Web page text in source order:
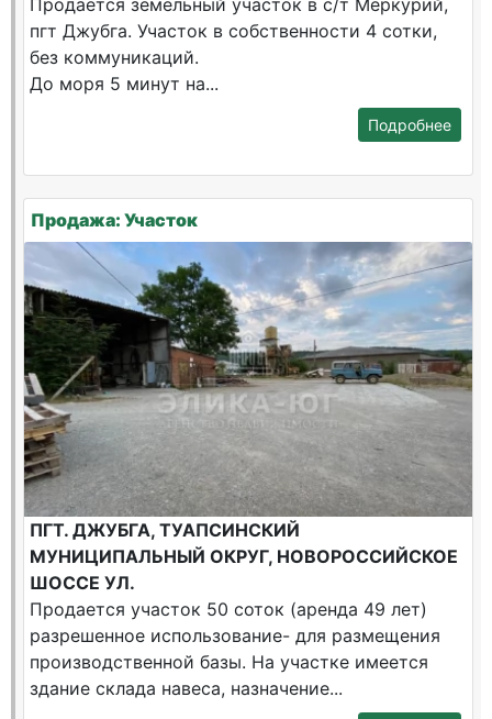
Продается земельный участок в с/т Меркурий,
пгт Джубга. Участок в собственности 4 сотки,
без коммуникаций.
До моря 5 минут на...
Подробнее
Продажа: Участок
ПГТ. ДЖУБГА, ТУАПСИНСКИЙ
МУНИЦИПАЛЬНЫЙ ОКРУГ, НОВОРОССИЙСКОЕ
ШОССЕ УЛ.
Продается участок 50 соток (аренда 49 лет)
разрешенное использование- для размещения
производственной базы. На участке имеется
здание склада навеса, назначение...